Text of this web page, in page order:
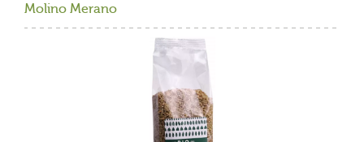
Molino Merano